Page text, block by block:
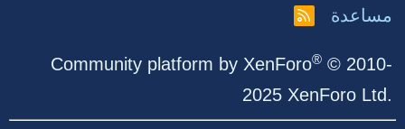
مساعدة
R
Community platform by XenForo® © 2010-
2025 XenForo Ltd.